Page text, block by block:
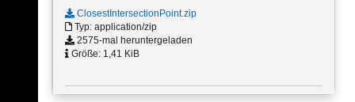
ClosestIntersectionPoint.zip
Typ: application/zip
2575-mal heruntergeladen
Größe: 1,41 KiB